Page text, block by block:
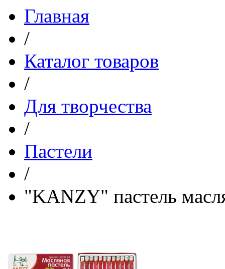
Главная
/
Каталог товаров
/
Для творчества
/
Пастели
/
"KANZY" пастель